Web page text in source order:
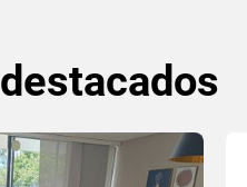
destacados